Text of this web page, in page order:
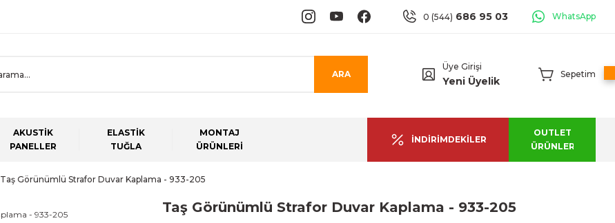
0 (544) 686 95 03 WhatsApp
ARA
Üye Girişi
Yeni Üyelik
Sepetim
AKUSTİK
PANELLER
ELASTİK
TUĞLA
MONTAJ
ÜRÜNLERİ
İNDİRİMDEKİLER
OUTLET
ÜRÜNLER
Taş Görünümlü Strafor Duvar Kaplama - 933-205
Taş Görünümlü Strafor Duvar Kaplama - 933-205